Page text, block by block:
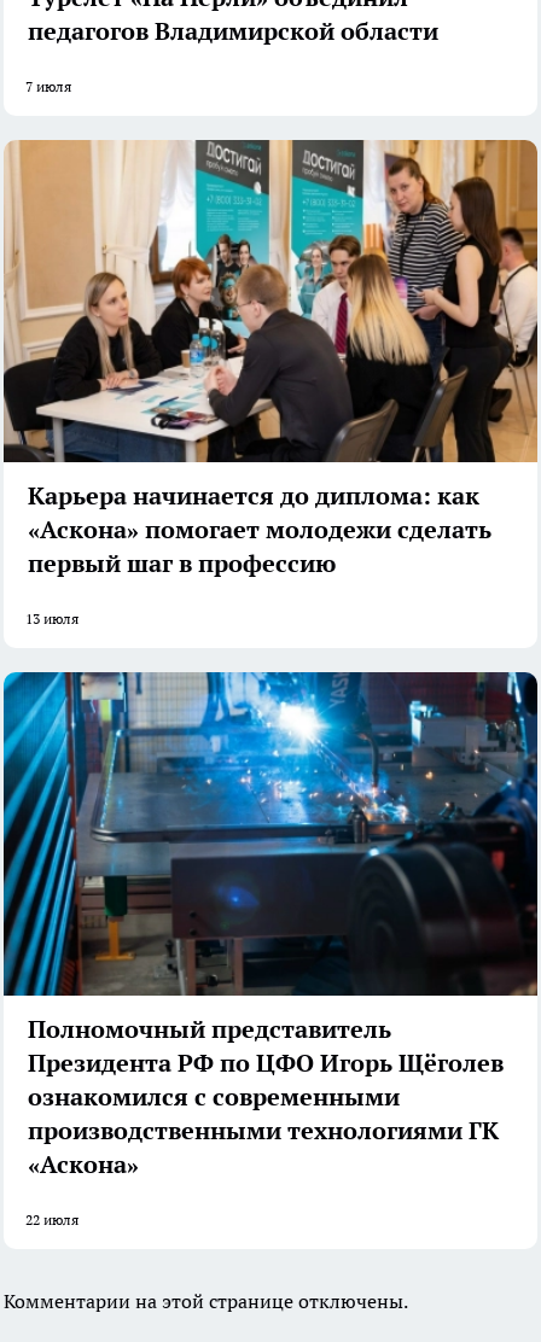
педагогов Владимирской области
7 июля
Карьера начинается до диплома: как
«Аскона» помогает молодежи сделать
первый шаг в профессию
13 июля
Полномочный представитель
Президента РФ по ЦФО Игорь Щёголев
ознакомился с современными
производственными технологиями ГК
«Аскона»
22 июля
Комментарии на этой странице отключены.